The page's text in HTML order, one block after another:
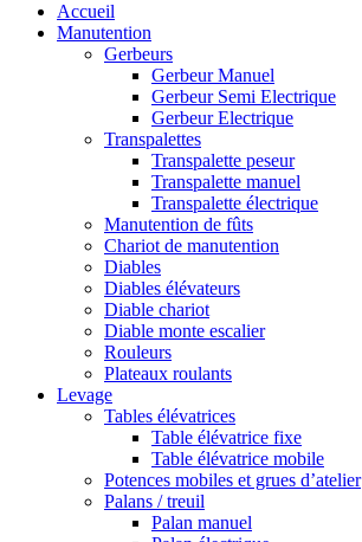
Accueil
Manutention
Gerbeurs
Gerbeur Manuel
Gerbeur Semi Electrique
Gerbeur Electrique
Transpalettes
Transpalette peseur
Transpalette manuel
Transpalette électrique
Manutention de fûts
Chariot de manutention
Diables
Diables élévateurs
Diable chariot
Diable monte escalier
Rouleurs
Plateaux roulants
Levage
Tables élévatrices
Table élévatrice fixe
Table élévatrice mobile
Potences mobiles et grues d’atelier
Palans / treuil
Palan manuel